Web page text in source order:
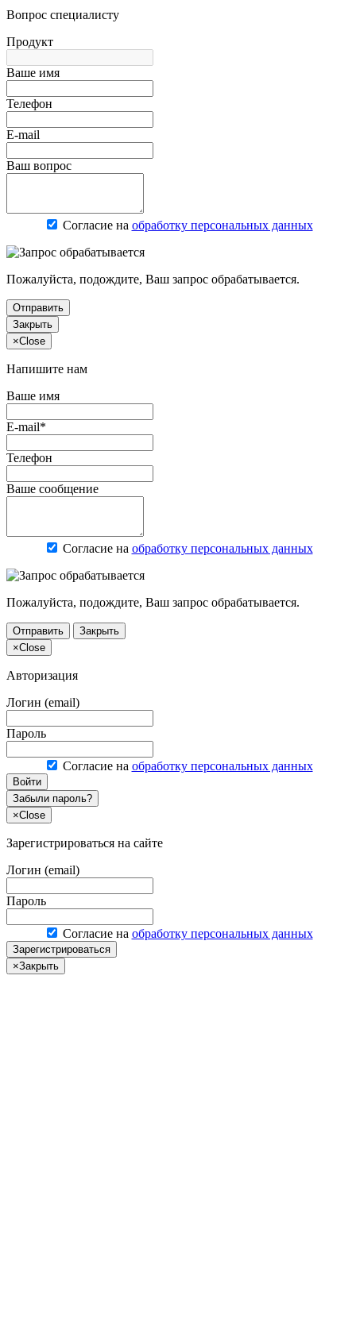
Вопрос специалисту
Продукт
Ваше имя
Телефон
E-mail
Ваш вопрос
Согласие на обработку персональных данных
Пожалуйста, подождите, Ваш запрос обрабатывается.
Отправить
Закрыть
×Close
Напишите нам
Ваше имя
E-mail*
Телефон
Ваше сообщение
Согласие на обработку персональных данных
Пожалуйста, подождите, Ваш запрос обрабатывается.
Отправить
Закрыть
×Close
Авторизация
Логин (email)
Пароль
Согласие на обработку персональных данных
Войти
Забыли пароль?
×Close
Зарегистрироваться на сайте
Логин (email)
Пароль
Согласие на обработку персональных данных
Зарегистрироваться
×Закрыть